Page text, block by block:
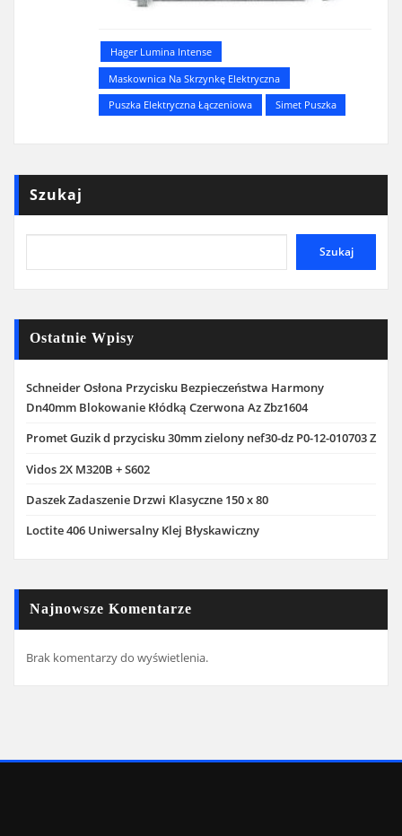
Hager Lumina Intense
Maskownica Na Skrzynkę Elektryczna
Puszka Elektryczna Łączeniowa
Simet Puszka
Szukaj
Szukaj
Ostatnie Wpisy
Schneider Osłona Przycisku Bezpieczeństwa Harmony
Dn40mm Blokowanie Kłódką Czerwona Az Zbz1604
Promet Guzik d przycisku 30mm zielony nef30-dz P0-12-010703 Z
Vidos 2X M320B + S602
Daszek Zadaszenie Drzwi Klasyczne 150 x 80
Loctite 406 Uniwersalny Klej Błyskawiczny
Najnowsze Komentarze
Brak komentarzy do wyświetlenia.